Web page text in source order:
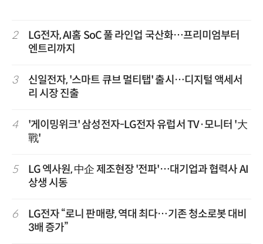
2
LG전자, AI홈 SoC 풀 라인업 국산화…프리미엄부터
엔트리까지
3
신일전자, '스마트 큐브 멀티탭' 출시…디지털 액세서
리 시장 진출
4
'게이밍위크' 삼성전자-LG전자 유럽서 TV·모니터 '大
戰'
5
LG 엑사원, 中企 제조현장 '전파'…대기업과 협력사 AI
상생 시동
6
LG전자 “로니 판매량, 역대 최다…기존 청소로봇 대비
3배 증가”